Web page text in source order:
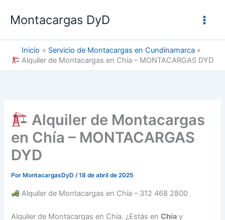
Montacargas DyD
Inicio
Servicio de Montacargas en Cundinamarca
Alquiler de Montacargas en Chía – MONTACARGAS DYD
Alquiler de Montacargas
en Chía – MONTACARGAS
DYD
Por MontacargasDyD/18 de abril de 2025
Alquiler de Montacargas en Chía – 312 468 2800
Alquiler de Montacargas en Chía. ¿Estás enChía y